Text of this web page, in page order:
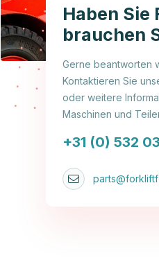
Haben Sie
brauchen
Gerne beantworten
Kontaktieren Sie
oder weitere
Maschinen und
+31 (0) 532